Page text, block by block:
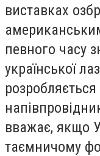
виставках
певного часу
української
розробляється
вважає, якщо
таємничому